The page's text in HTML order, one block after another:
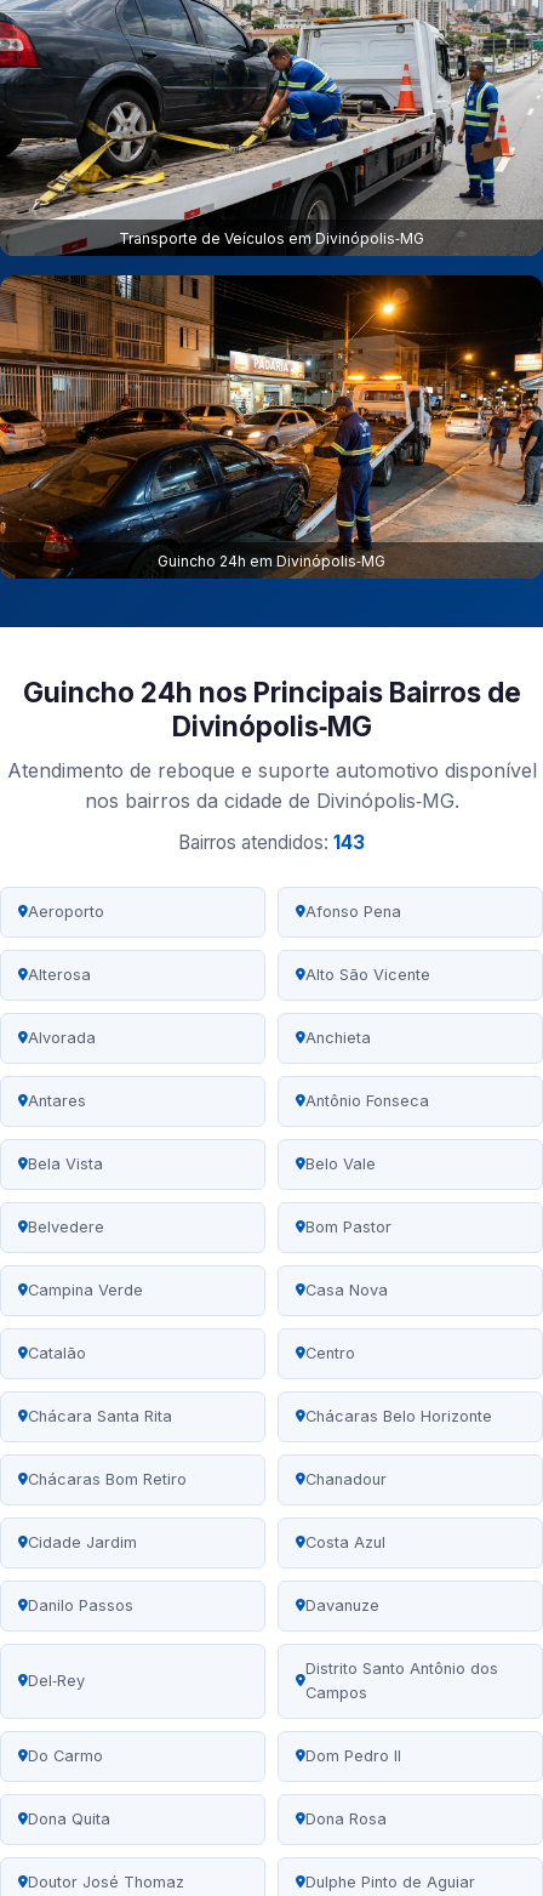
Transporte de Veículos em Divinópolis‑MG
Guincho 24h em Divinópolis‑MG
Guincho 24h nos Principais Bairros de
Divinópolis‑MG
Atendimento de reboque e suporte automotivo disponível
nos bairros da cidade de Divinópolis‑MG.
Bairros atendidos: 143
Aeroporto Afonso Pena
Alterosa Alto São Vicente
Alvorada Anchieta
Antares Antônio Fonseca
Bela Vista Belo Vale
Belvedere Bom Pastor
Campina Verde Casa Nova
Catalão Centro
Chácara Santa Rita Chácaras Belo Horizonte
Chácaras Bom Retiro Chanadour
Cidade Jardim Costa Azul
Danilo Passos Davanuze
Del‑Rey
Distrito Santo Antônio dos
Campos
Do Carmo Dom Pedro II
Dona Quita Dona Rosa
Doutor José Thomaz Dulphe Pinto de Aguiar